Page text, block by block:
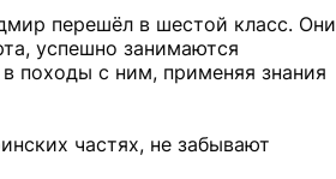
перешёл в шестой класс. Они
успешно занимаются
походы с ним, применяя знания
частях, не забывают